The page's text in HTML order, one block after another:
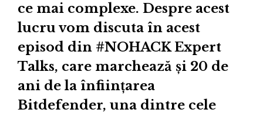
ce mai complexe. Despre acest
lucru vom discuta în acest
episod din #NOHACK Expert
Talks, care marchează și 20 de
ani de la înființarea
Bitdefender, una dintre cele